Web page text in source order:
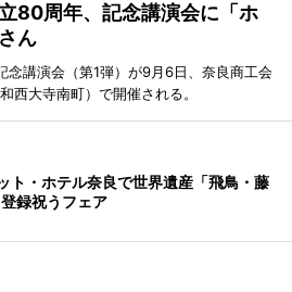
80周年、記念講演会に「ホ
ん
念講演会（第1弾）が9月6日、奈良商工会
西大寺南町）で開催される。
ト・ホテル奈良で世界遺産「飛鳥・藤
録祝うフェア